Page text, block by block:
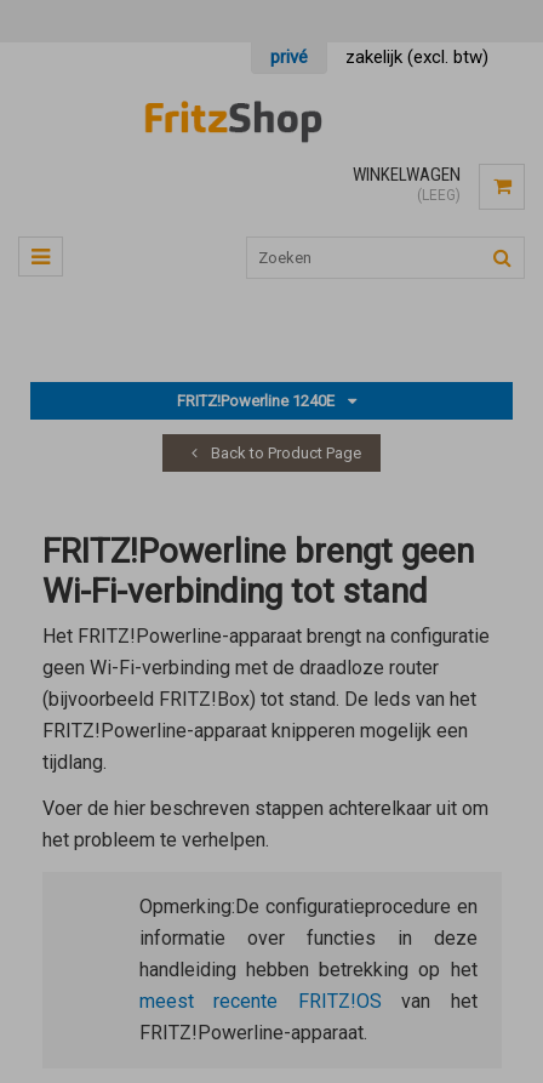
privé zakelijk (excl. btw)
WINKELWAGEN
(LEEG)
FRITZ!Powerline 1240E
Back to Product Page
FRITZ!Powerline brengt geen
Wi-Fi-verbinding tot stand
Het FRITZ!Powerline-apparaat brengt na configuratie
geen Wi-Fi-verbinding met de draadloze router
(bijvoorbeeld FRITZ!Box) tot stand. De leds van het
FRITZ!Powerline-apparaat knipperen mogelijk een
tijdlang.
Voer de hier beschreven stappen achterelkaar uit om
het probleem te verhelpen.
Opmerking: De configuratieprocedure en
informatie over functies in deze
handleiding hebben betrekking op het
meest recente FRITZ!OS van het
FRITZ!Powerline-apparaat.